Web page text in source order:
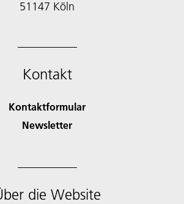
51147 Köln
Kontakt
Kontaktformular
Newsletter
die Website